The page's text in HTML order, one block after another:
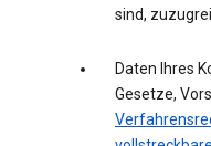
sind,
Daten Ihres
Gesetze,